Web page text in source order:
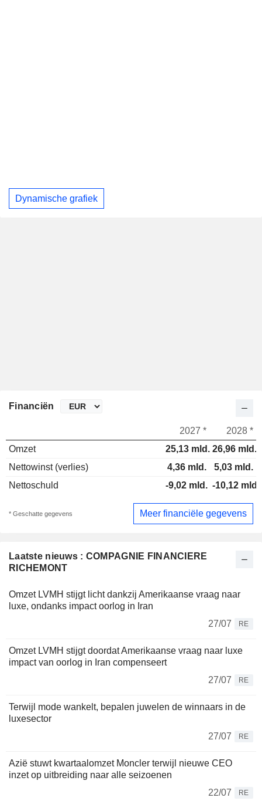
Dynamische grafiek
Laatste nieuws : COMPAGNIE FINANCIERE
RICHEMONT
Omzet LVMH stijgt licht dankzij Amerikaanse vraag naar
luxe, ondanks impact oorlog in Iran
27/07
RE
Omzet LVMH stijgt doordat Amerikaanse vraag naar luxe
impact van oorlog in Iran compenseert
27/07
RE
Terwijl mode wankelt, bepalen juwelen de winnaars in de
luxesector
27/07
RE
Azië stuwt kwartaalomzet Moncler terwijl nieuwe CEO
inzet op uitbreiding naar alle seizoenen
22/07
RE
Financiën
2027 *
2028 *
Omzet
25,13 mld. 26,96 mld.
Nettowinst (verlies)
4,36 mld.
5,03 mld.
Nettoschuld
-9,02 mld. -10,12 mld.
* Geschatte gegevens Meer financiële gegevens